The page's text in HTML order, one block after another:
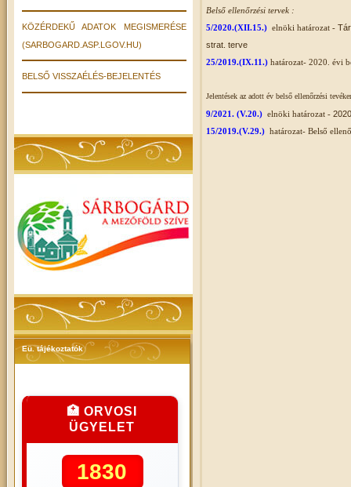
KÖZÉRDEKŰ ADATOK MEGISMERÉSE
(SARBOGARD.ASP.LGOV.HU)
BELSŐ VISSZAÉLÉS-BEJELENTÉS
Eü. tájékoztatók
🏥 ORVOSI
ÜGYELET
1830
Belső ellenőrzési tervek :
5/2020.(XII.15.) elnöki határozat -
strat. terve
25/2019.(IX.11.) határozat- 2020. évi
Jelentések az adott év belső ellenőrzési
9/2021. (V.20.) elnöki határozat -
15/2019.(V.29.) határozat- Belső